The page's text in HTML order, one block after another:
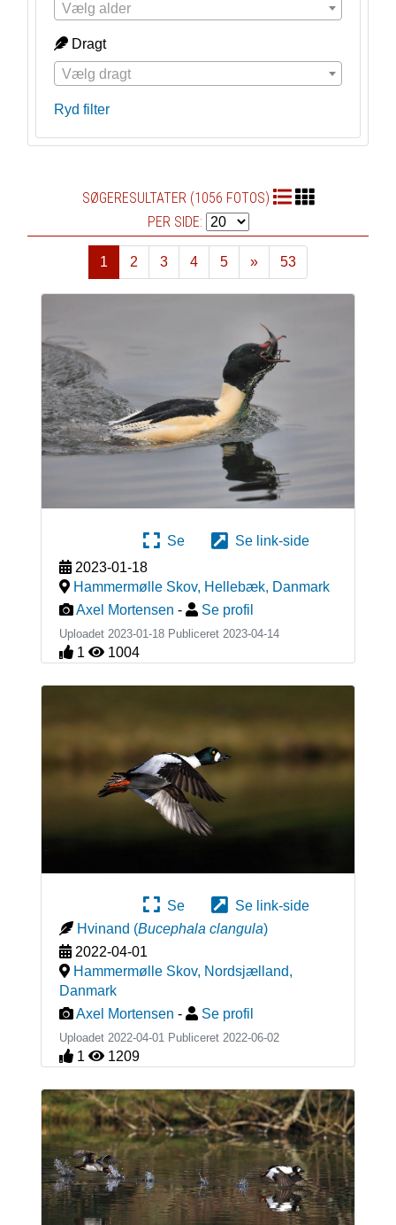
Vælg alder
Dragt
Vælg dragt
Ryd filter
SØGERESULTATER (1056 FOTOS)
PER SIDE:
1 2 3 4 5
»
Næste
53
Se
Se link-side
2023-01-18
Hammermølle Skov, Hellebæk, Danmark
Axel Mortensen - Se profil
Uploadet 2023-01-18 Publiceret 2023-04-14
1 1004
Se
Se link-side
Hvinand (Bucephala clangula)
2022-04-01
Hammermølle Skov, Nordsjælland,
Danmark
Axel Mortensen - Se profil
Uploadet 2022-04-01 Publiceret 2022-06-02
1 1209